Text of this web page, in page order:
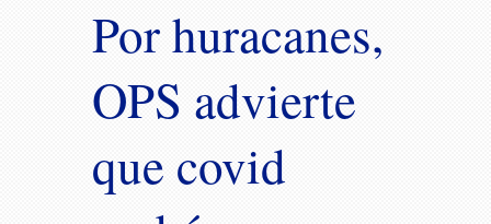
Por huracanes,
OPS advierte
que covid